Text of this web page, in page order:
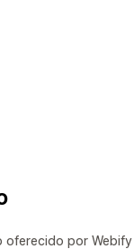
oferecido por Webify